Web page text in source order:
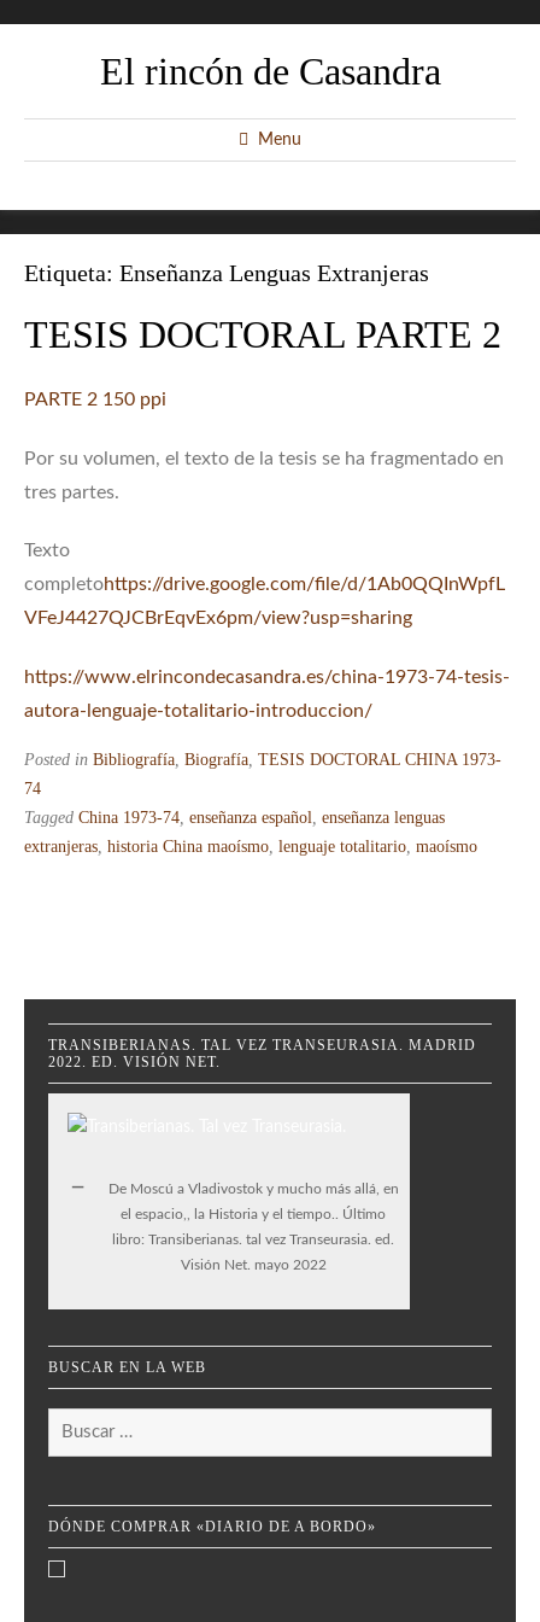
El rincón de Casandra
Menu
Etiqueta: Enseñanza Lenguas Extranjeras
TESIS DOCTORAL PARTE 2
PARTE 2 150 ppi
Por su volumen, el texto de la tesis se ha fragmentado en
tres partes.
Texto
completohttps://drive.google.com/file/d/1Ab0QQInWpfL
VFeJ4427QJCBrEqvEx6pm/view?usp=sharing
https://www.elrincondecasandra.es/china-1973-74-tesis-
autora-lenguaje-totalitario-introduccion/
Posted in Bibliografía, Biografía, TESIS DOCTORAL CHINA 1973-
74
Tagged China 1973-74, enseñanza español, enseñanza lenguas
extranjeras, historia China maoísmo, lenguaje totalitario, maoísmo
TRANSIBERIANAS. TAL VEZ TRANSEURASIA. MADRID
2022. ED. VISIÓN NET.
De Moscú a Vladivostok y mucho más allá, en
el espacio,, la Historia y el tiempo.. Último
libro: Transiberianas. tal vez Transeurasia. ed.
Visión Net. mayo 2022
BUSCAR EN LA WEB
Buscar:
DÓNDE COMPRAR «DIARIO DE A BORDO»